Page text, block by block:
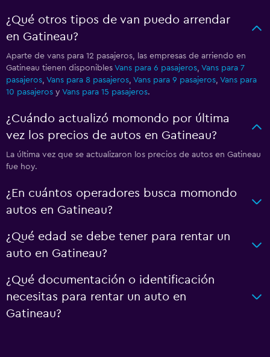
¿Qué otros tipos de van puedo arrendar
en Gatineau?
Aparte de vans para 12 pasajeros, las empresas de arriendo en
Gatineau tienen disponibles Vans para 6 pasajeros, Vans para 7
pasajeros, Vans para 8 pasajeros, Vans para 9 pasajeros, Vans para
10 pasajeros y Vans para 15 pasajeros.
¿Cuándo actualizó momondo por última
vez los precios de autos en Gatineau?
La última vez que se actualizaron los precios de autos en Gatineau
fue hoy.
¿En cuántos operadores busca momondo
autos en Gatineau?
¿Qué edad se debe tener para rentar un
auto en Gatineau?
¿Qué documentación o identificación
necesitas para rentar un auto en
Gatineau?